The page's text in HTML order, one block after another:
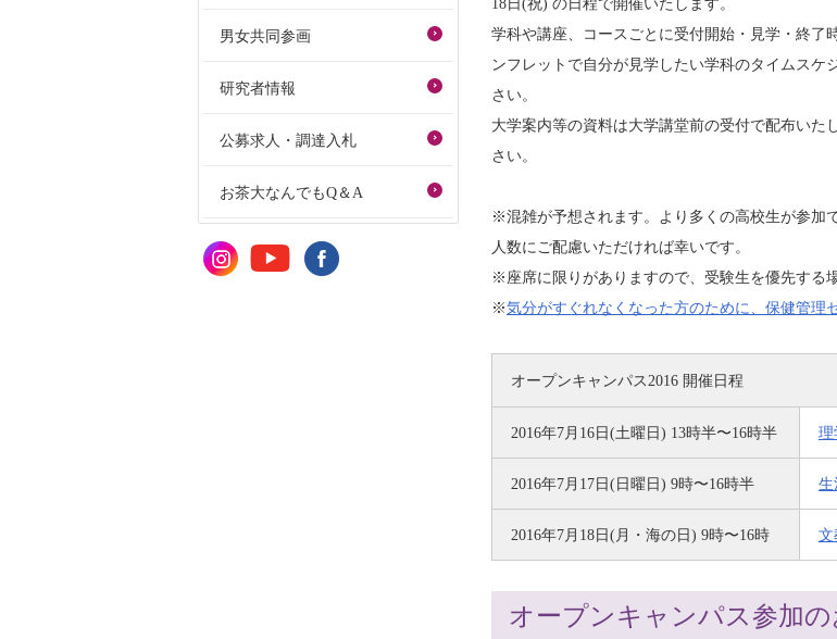
学科や講座、コースごとに受付開始・見学・終了
ンフレットで自分が見学したい学科のタイムスケ
さい。
大学案内等の資料は大学講堂前の受付で配布いた
さい。
※混雑が予想されます。より多くの高校生が参加
人数にご配慮いただければ幸いです。
※座席に限りがありますので、受験生を優先する
※気分がすぐれなくなった方のために、保健管理
オープンキャンパス2016 開催日程
2016年7月16日(土曜日) 13時半〜16時半 理
2016年7月17日(日曜日) 9時〜16時半 生
2016年7月18日(月・海の日) 9時〜16時 文
オープンキャンパス参加
男女共同参画
研究者情報
公募求人・調達入札
お茶大なんでもQ＆A